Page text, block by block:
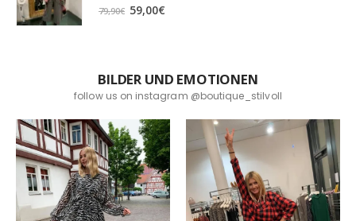
out of 5
79,90€ Ursprünglicher
59,00€
BILDER UND EMOTIONEN
follow us on instagram @boutique_stilvoll